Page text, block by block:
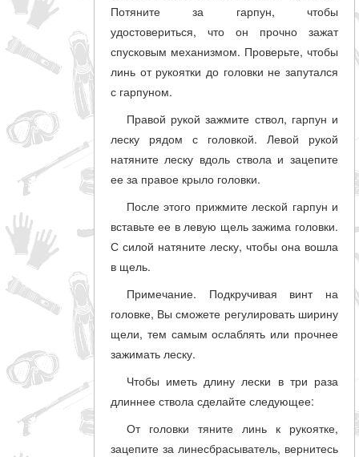
Потяните за гарпун, чтобы
удостовериться, что он прочно зажат
спусковым механизмом. Проверьте, чтобы
линь от рукоятки до головки не запутался
с гарпуном.
Правой рукой зажмите ствол, гарпун и
леску рядом с головкой. Левой рукой
натяните леску вдоль ствола и зацепите
ее за правое крыло головки.
После этого прижмите леской гарпун и
вставьте ее в левую щель зажима головки.
С силой натяните леску, чтобы она вошла
в щель.
Примечание. Подкручивая винт на
головке, Вы сможете регулировать ширину
щели, тем самым ослаблять или прочнее
зажимать леску.
Чтобы иметь длину лески в три раза
длиннее ствола сделайте следующее:
От головки тяните линь к рукоятке,
зацепите за линесбрасыватель, вернитесь